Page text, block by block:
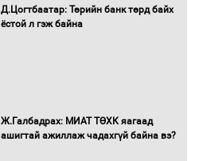
16 төрлийн эмийг нэг эх үүсвэрээс
Бүх шатанд хэмнэлтийн горимд
шилжиж, найр наадам, зөвлөгөөн,
Д.Цогтбаатар: Төрийн банк төрд байх
ёстой л гэж байна
Ж.Галбадрах: МИАТ ТӨХК яагаад
ашигтай ажиллаж чадахгүй байна вэ?